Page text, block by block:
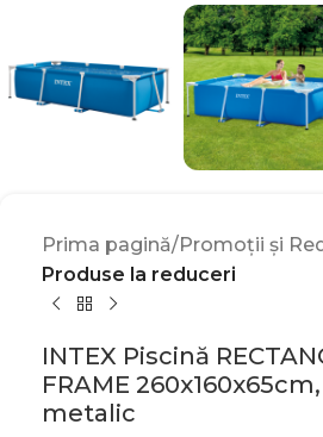
Prima pagină Promoții și
Produse la reduceri
INTEX Piscină
FRAME
metalic